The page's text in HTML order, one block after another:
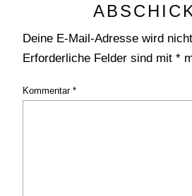
Deine E-Mail-Adresse wird
Erforderliche Felder sind mit*
Kommentar*